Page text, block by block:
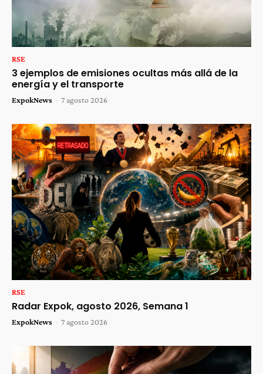
RSE
3 ejemplos de emisiones ocultas más allá de la
energía y el transporte
ExpokNews - 7 agosto 2026
RSE
Radar Expok, agosto 2026, Semana 1
ExpokNews - 7 agosto 2026